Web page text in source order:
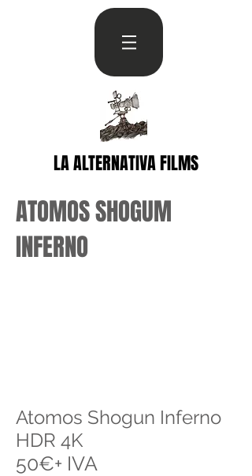
LA ALTERNATIVA FILMS
ATOMOS SHOGUM
INFERNO
Atomos Shogun Inferno
HDR 4K
50€+ IVA